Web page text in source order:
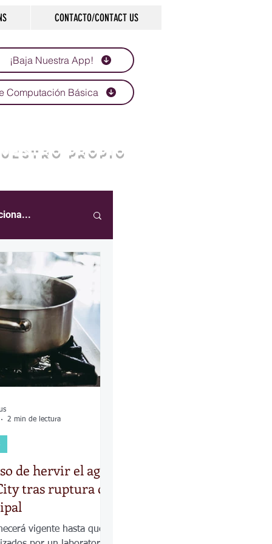
CONTACTO/CONTACT US
¡Baja Nuestra App!
Computación Básica
PROPIO
Calles
de hervir el agua
tras ruptura de
vigente hasta que
2 min de lectura